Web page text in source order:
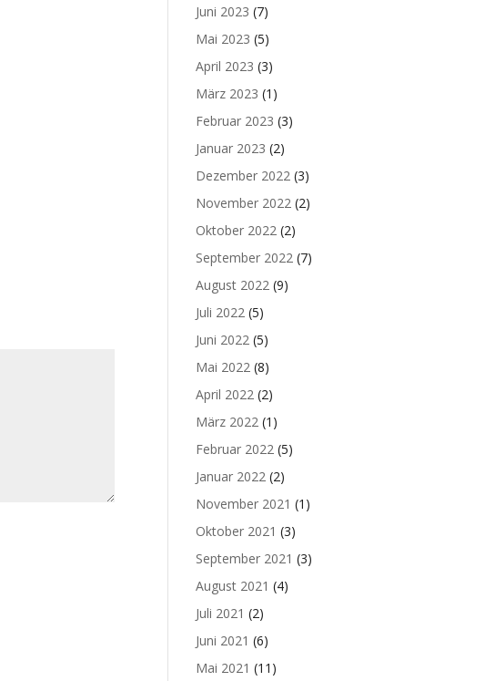
Juni 2023 (7)
Mai 2023 (5)
April 2023 (3)
März 2023 (1)
Februar 2023 (3)
Januar 2023 (2)
Dezember 2022 (3)
November 2022 (2)
Oktober 2022 (2)
September 2022 (7)
August 2022 (9)
Juli 2022 (5)
Juni 2022 (5)
Mai 2022 (8)
April 2022 (2)
März 2022 (1)
Februar 2022 (5)
Januar 2022 (2)
November 2021 (1)
Oktober 2021 (3)
September 2021 (3)
August 2021 (4)
Juli 2021 (2)
Juni 2021 (6)
Mai 2021 (11)